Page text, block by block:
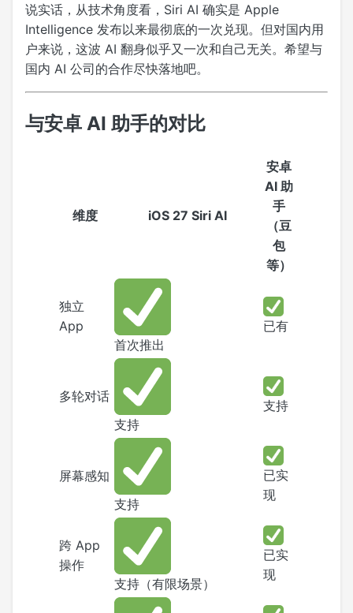
说实话，从技术角度看，Siri AI 确实是 Apple
Intelligence 发布以来最彻底的一次兑现。但对国内用
户来说，这波 AI 翻身似乎又一次和自己无关。希望与
国内 AI 公司的合作尽快落地吧。
与安卓 AI 助手的对比
维度 iOS 27 Siri AI
安卓
AI 助
手
（豆
包
等）
独立
App
首次推出
已有
多轮对话
支持
支持
屏幕感知
支持
已实
现
跨 App
操作
支持（有限场景）
已实
现